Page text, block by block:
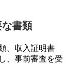
書類
、収入証明書
、事前審査を受